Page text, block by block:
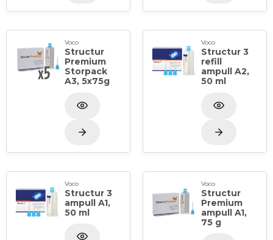
Voco
Structur
Premium
Storpack
A3, 5x75g
Voco
Structur 3
refill
ampull A2,
50 ml
Voco
Structur 3
ampull A1,
50 ml
Voco
Structur
Premium
ampull A1,
75 g